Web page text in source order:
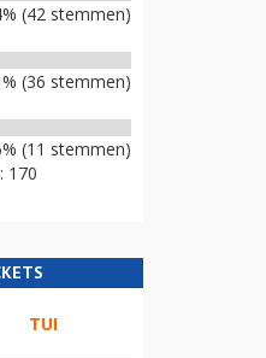
(42 stemmen)
(36 stemmen)
(11 stemmen)
170
TUI